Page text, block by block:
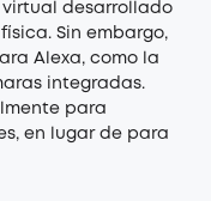
virtual desarrollado
Sin embargo,
Alexa, como la
integradas.
para
en lugar de para